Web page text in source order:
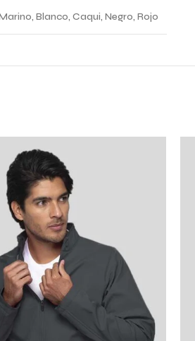
Blanco, Caqui, Negro, Rojo